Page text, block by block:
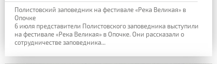
Полистовский заповедник на фестивале «Река Великая» в
Опочке
6 июля представители Полистовского заповедника выступили
на фестивале «Река Великая» в Опочке. Они рассказали о
сотрудничестве заповедника...